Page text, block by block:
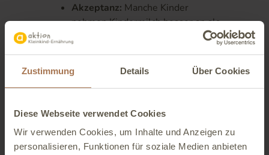
Zustimmung Details Über Cookies
Diese Webseite verwendet Cookies
Wir verwenden Cookies, um Inhalte und Anzeigen zu
personalisieren, Funktionen für soziale Medien anbieten
Akzeptanz: Manche Kinder
nehmen Kindermilch besser an als
Milchzufuhr helfen kann.
Kostenfaktor:Kindermilch ist in
Kuhmilch. Die Dosierung ist
allerdings einfach und eine
Packung sehr ergiebig.